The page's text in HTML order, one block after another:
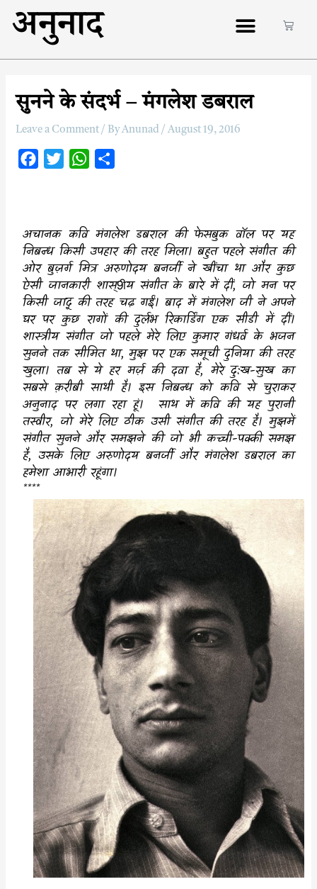
अनुनाद
सुनने के संदर्भ – मंगलेश डबराल
Leave a Comment / ByAnunad/August 19, 2016
b
o
o
k
e
W
A
p
p
e
अचानक कवि मंगलेश डबराल की फेसबुक वॉल पर यह
निबन्ध किसी उपहार की तरह मिला। बहुत पहले संगीत की
ओर बुज़र्ग मित्र अरुणोदय बनर्जी ने खींचा था और कुछ
ऐसी जानकारी शास्9ीय संगीत के बारे में दीं, जो मन पर
किसी जादू की तरह चढ़ गईं। बाद में मंगलेश जी ने अपने
घर पर कुछ रागों की दुर्लभ रिकार्डिंग एक सीडी में दीं।
शास्त्रीय संगीत जो पहले मेरे लिए कुमार गंधर्व के भजन
सुनने तक सीमित था, मुझ पर एक समूची दुनिया की तरह
खुला। तब से ये हर मर्ज़ की दवा है, मेरे दु:ख-सुख का
सबसे क़रीबी साथी है। इस निबन्ध को कवि से चुराकर
अनुनाद पर लगा रहा हूं। साथ में कवि की यह पुरानी
तस्वीर, जो मेरे लिए ठीक उसी संगीत की तरह है। मुझमें
संगीत सुनने और समझने की जो भी कच्ची-पक्की समझ
है,उसकेलिए अरुणोदय बनर्जी और मंगलेश डबराल का
हमेशाआभारी रहूंगा।
****